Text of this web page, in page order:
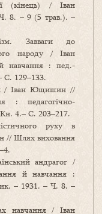
(кінець) / Іван
8. – 9 (5 трав.). –
Завваги до
народу / Іван
: пед.-
С. 129–133.
/ Іван Ющишин //
: педагогічно-
4.– С. 203–217.
руху в
// Шлях виховання
андрагог /
й навчання :
– 1931. – Ч. 8. –
навчання / Іван